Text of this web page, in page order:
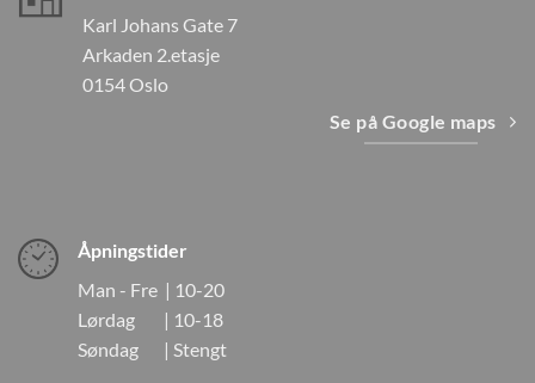
Karl Johans Gate 7
Arkaden 2.etasje
0154 Oslo
Se på Google maps
Åpningstider
Man - Fre | 10-20
Lørdag | 10-18
Søndag | Stengt